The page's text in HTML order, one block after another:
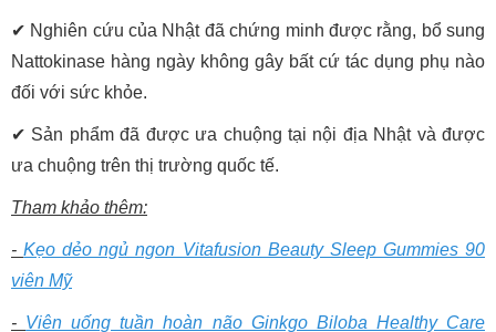
✔ Nghiên cứu của Nhật đã chứng minh được rằng, bổ sung
Nattokinase hàng ngày không gây bất cứ tác dụng phụ nào
đối với sức khỏe.
✔ Sản phẩm đã được ưa chuộng tại nội địa Nhật và được
ưa chuộng trên thị trường quốc tế.
Tham khảo thêm:
-Kẹo dẻo ngủ ngon Vitafusion Beauty Sleep Gummies 90
viên Mỹ
- Viên uống tuần hoàn não Ginkgo Biloba Healthy Care